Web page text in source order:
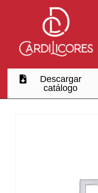
Descargar
catálogo